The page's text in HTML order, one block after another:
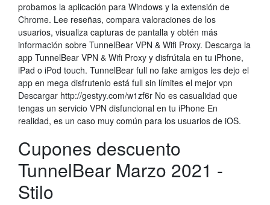
probamos la aplicación para Windows y la extensión de
Chrome. ‎Lee reseñas, compara valoraciones de los
usuarios, visualiza capturas de pantalla y obtén más
información sobre TunnelBear VPN & Wifi Proxy. Descarga la
app TunnelBear VPN & Wifi Proxy y disfrútala en tu iPhone,
iPad o iPod touch. TunnelBear full no fake amigos les dejo el
app en mega disfrutenlo está full sin límites el mejor vpn
Descargar http://gestyy.com/w1zf6r No es casualidad que
tengas un servicio VPN disfuncional en tu iPhone En
realidad, es un caso muy común para los usuarios de iOS.
Cupones descuento
TunnelBear Marzo 2021 -
Stilo